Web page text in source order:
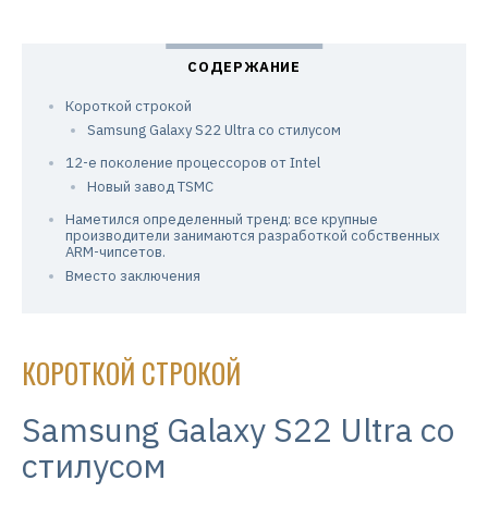
Короткой строкой
Samsung Galaxy S22 Ultra со стилусом
12-е поколение процессоров от Intel
Новый завод TSMC
Наметился определенный тренд: все крупные
производители занимаются разработкой собственных
ARM-чипсетов.
Вместо заключения
КОРОТКОЙ СТРОКОЙ
Samsung Galaxy S22 Ultra со
стилусом